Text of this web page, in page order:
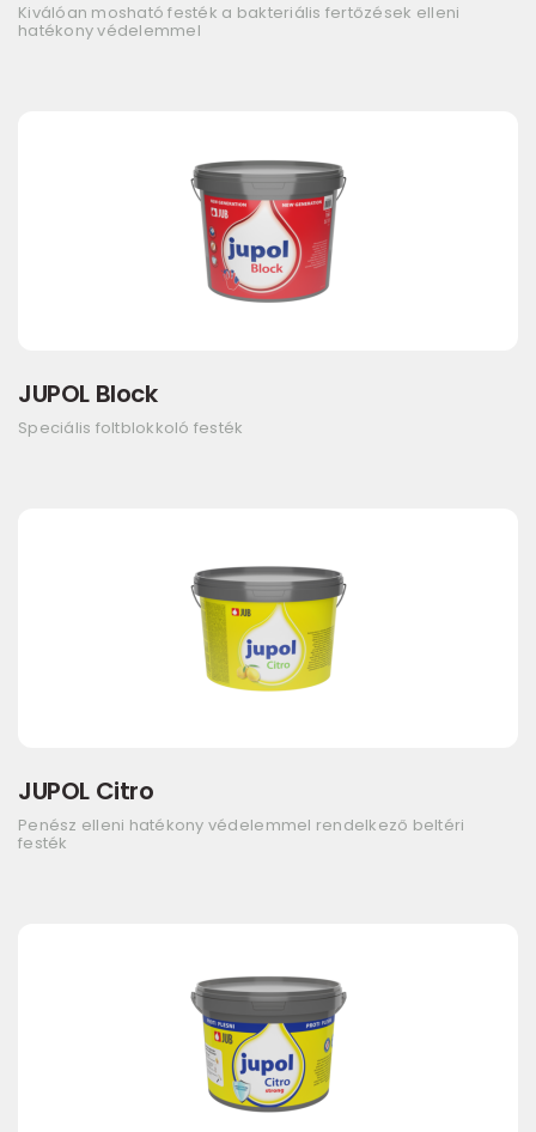
Kiválóan mosható festék a bakteriális fertőzések elleni
hatékony védelemmel
JUPOL Block
Speciális foltblokkoló festék
JUPOL Citro
Penész elleni hatékony védelemmel rendelkező beltéri
festék